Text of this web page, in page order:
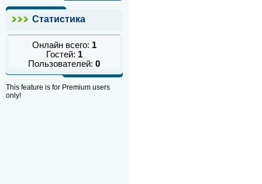
Статистика
Онлайн всего: 1
Гостей: 1
Пользователей:0
This feature is for Premium users
only!